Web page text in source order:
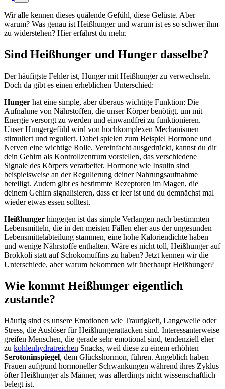
Wir alle kennen dieses quälende Gefühl, diese Gelüste. Aber
warum? Was genau ist Heißhunger und warum ist es so schwer ihm
zu widerstehen? Hier erfährst du mehr.
Sind Heißhunger und Hunger dasselbe?
Der häufigste Fehler ist, Hunger mit Heißhunger zu verwechseln.
Doch da gibt es einen erheblichen Unterschied:
Hunger hat eine simple, aber überaus wichtige Funktion: Die
Aufnahme von Nährstoffen, die unser Körper benötigt, um mit
Energie versorgt zu werden und einwandfrei zu funktionieren.
Unser Hungergefühl wird von hochkomplexen Mechanismen
stimuliert und reguliert. Dabei spielen zum Beispiel Hormone und
Nerven eine wichtige Rolle. Vereinfacht ausgedrückt, kannst du dir
dein Gehirn als Kontrollzentrum vorstellen, das verschiedene
Signale des Körpers verarbeitet. Hormone wie Insulin sind
beispielsweise an der Regulierung deiner Nahrungsaufnahme
beteiligt. Zudem gibt es bestimmte Rezeptoren im Magen, die
deinem Gehirn signalisieren, dass er leer ist und du demnächst mal
wieder etwas essen solltest.
Heißhunger hingegen ist das simple Verlangen nach bestimmten
Lebensmitteln, die in den meisten Fällen eher aus der ungesunden
Lebensmittelabteilung stammen, eine hohe Kaloriendichte haben
und wenige Nährstoffe enthalten. Wäre es nicht toll, Heißhunger auf
Brokkoli statt auf Schokomuffins zu haben? Jetzt kennen wir die
Unterschiede, aber warum bekommen wir überhaupt Heißhunger?
Wie kommt Heißhunger eigentlich
zustande?
Häufig sind es unsere Emotionen wie Traurigkeit, Langeweile oder
Stress, die Auslöser für Heißhungerattacken sind. Interessanterweise
greifen Menschen, die gerade sehr emotional sind, tendenziell eher
zu kohlenhydratreichen Snacks, weil diese zu einem erhöhten
Serotoninspiegel, dem Glückshormon, führen. Angeblich haben
Frauen aufgrund hormoneller Schwankungen während ihres Zyklus
öfter Heißhunger als Männer, was allerdings nicht wissenschaftlich
belegt ist.